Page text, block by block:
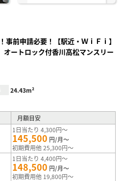
前申請必要！【駅近・ＷｉＦｉ】
ートロック付香川高松マンスリー
24.43m²
月額目安
1日当たり 4,300円～
145,500 円/月～
初期費用他 25,300円～
1日当たり 4,400円～
148,500 円/月～
初期費用他 19,800円～